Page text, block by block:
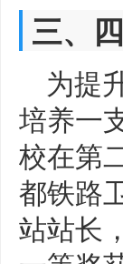
三、
为提
培养一
校在第
都铁路
站站长